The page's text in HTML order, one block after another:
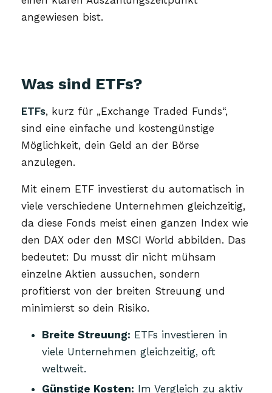
angewiesen bist.
Was sind ETFs?
ETFs, kurz für „Exchange Traded Funds“,
sind eine einfache und kostengünstige
Möglichkeit, dein Geld an der Börse
anzulegen.
Mit einem ETF investierst du automatisch in
viele verschiedene Unternehmen gleichzeitig,
da diese Fonds meist einen ganzen Index wie
den DAX oder den MSCI World abbilden. Das
bedeutet: Du musst dir nicht mühsam
einzelne Aktien aussuchen, sondern
profitierst von der breiten Streuung und
minimierst so dein Risiko.
Breite Streuung: ETFs investieren in
viele Unternehmen gleichzeitig, oft
weltweit.
Günstige Kosten: Im Vergleich zu aktiv